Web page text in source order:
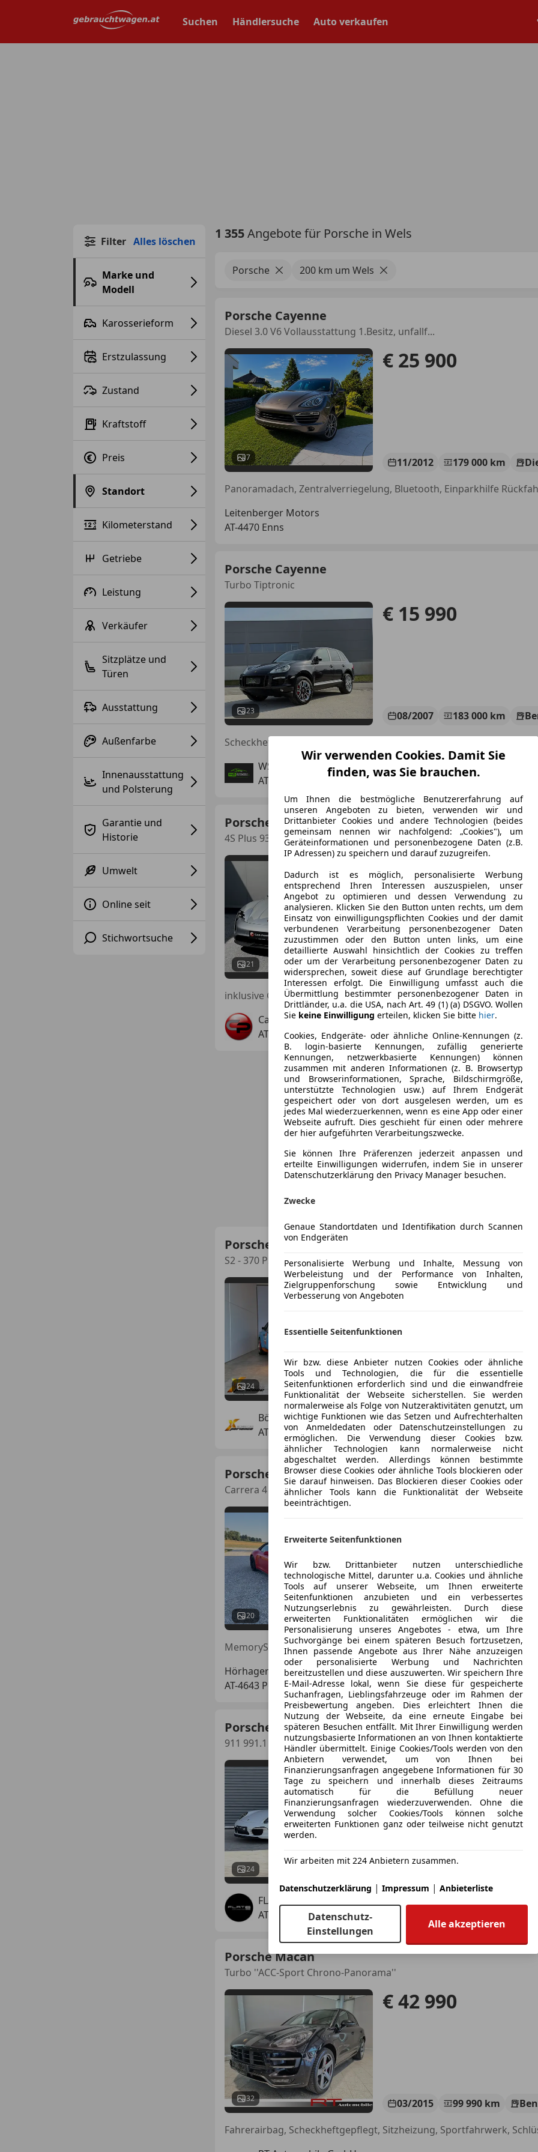
Suchen Händlersuche Auto verkaufen
Filter Alles löschen
Marke und
Modell
Karosserieform
Erstzulassung
Zustand
Kraftstoff
Preis
Standort
Kilometerstand
Getriebe
Leistung
Verkäufer
Sitzplätze und
Türen
Ausstattung
Außenfarbe
Innenausstattung
und Polsterung
Garantie und
Historie
Umwelt
Online seit
Stichwortsuche
1 355Angebote für Porsche in Wels
Porsche 200 km um Wels
Porsche Cayenne
Diesel 3.0 V6 Vollausstattung 1.Besitz, unfallf...
7
€ 25 900
11/2012 179 000 km
Leitenberger Motors
AT-4470 Enns
Porsche Cayenne
Turbo Tiptronic
23
€ 15 990
08/2007 183 000 km
WS - Automobile
AT-4775 Taufkirchen an der Pram
Porsche Taycan
4S Plus 93,4kWh 21"Mission-E/HA-Lenkung/Sport-C...
21
€ 62 900
03/2022 58 000 km
inklusive Garantie!
Car-Point Fahrzeug GmbH
AT-5020 Salzburg
Porsche 944
S2 - 370 PS Tracktool - 1:1 mit KTM/Audi 2.0 TFSI
24
€ 28 900
04/1990 18 000 km
Böhm carXperience GmbH
AT-4911 Tumeltsham
Porsche 991
Carrera 4 GTS Cabriolet*ApprovedGarantie*Bose*
20 03/2015 85 000 km
MemorySitze*Porsche Klappenauspuffanlage*
Hörhager Automotive GmbH
AT-4643 Pettenbach
Porsche 991
911 991.1 Carrera Coupe Sport Chrono,PASM,PTV P...
24
€ 92 900
FLAT6 Car Emotion GmbH
AT-5161 Elixhausen
Porsche Macan
Turbo ''ACC-Sport Chrono-Panorama''
32
€ 42 990
03/2015 99 990 km
Wir verwenden Cookies. Damit Sie
finden, was Sie brauchen.
Um Ihnen die bestmögliche Benutzererfahrung auf
unseren Angeboten zu bieten, verwenden wir und
Drittanbieter Cookies und andere Technologien (beides
gemeinsam nennen wir nachfolgend: „Cookies"), um
Geräteinformationen und personenbezogene Daten (z.B.
IP Adressen) zu speichern und darauf zuzugreifen.
Dadurch ist es möglich, personalisierte Werbung
entsprechend Ihren Interessen auszuspielen, unser
Angebot zu optimieren und dessen Verwendung zu
analysieren. Klicken Sie den Button unten rechts, um dem
Einsatz von einwilligungspflichten Cookies und der damit
verbundenen Verarbeitung personenbezogener Daten
zuzustimmen oder den Button unten links, um eine
detaillierte Auswahl hinsichtlich der Cookies zu treffen
oder um der Verarbeitung personenbezogener Daten zu
widersprechen, soweit diese auf Grundlage berechtigter
Interessen erfolgt. Die Einwilligung umfasst auch die
Übermittlung bestimmter personenbezogener Daten in
Drittländer, u.a. die USA, nach Art. 49 (1) (a) DSGVO. Wollen
Sie keine Einwilligung erteilen, klicken Sie bitte hier.
Cookies, Endgeräte- oder ähnliche Online-Kennungen (z.
B. login-basierte Kennungen, zufällig generierte
Kennungen, netzwerkbasierte Kennungen) können
zusammen mit anderen Informationen (z. B. Browsertyp
und Browserinformationen, Sprache, Bildschirmgröße,
unterstützte Technologien usw.) auf Ihrem Endgerät
gespeichert oder von dort ausgelesen werden, um es
jedes Mal wiederzuerkennen, wenn es eine App oder einer
Webseite aufruft. Dies geschieht für einen oder mehrere
der hier aufgeführten Verarbeitungszwecke.
Sie können Ihre Präferenzen jederzeit anpassen und
erteilte Einwilligungen widerrufen, indem Sie in unserer
Datenschutzerklärung den Privacy Manager besuchen.
Zwecke
Genaue Standortdaten und Identifikation durch Scannen
von Endgeräten
Personalisierte Werbung und Inhalte, Messung von
Werbeleistung und der Performance von Inhalten,
Zielgruppenforschung sowie Entwicklung und
Verbesserung von Angeboten
Essentielle Seitenfunktionen
Wir bzw. diese Anbieter nutzen Cookies oder ähnliche
Tools und Technologien, die für die essentielle
Seitenfunktionen erforderlich sind und die einwandfreie
Funktionalität der Webseite sicherstellen. Sie werden
normalerweise als Folge von Nutzeraktivitäten genutzt, um
wichtige Funktionen wie das Setzen und Aufrechterhalten
von Anmeldedaten oder Datenschutzeinstellungen zu
ermöglichen. Die Verwendung dieser Cookies bzw.
ähnlicher Technologien kann normalerweise nicht
abgeschaltet werden. Allerdings können bestimmte
Browser diese Cookies oder ähnliche Tools blockieren oder
Sie darauf hinweisen. Das Blockieren dieser Cookies oder
ähnlicher Tools kann die Funktionalität der Webseite
beeinträchtigen.
Erweiterte Seitenfunktionen
Wir bzw. Drittanbieter nutzen unterschiedliche
technologische Mittel, darunter u.a. Cookies und ähnliche
Tools auf unserer Webseite, um Ihnen erweiterte
Seitenfunktionen anzubieten und ein verbessertes
Nutzungserlebnis zu gewährleisten. Durch diese
erweiterten Funktionalitäten ermöglichen wir die
Personalisierung unseres Angebotes - etwa, um Ihre
Suchvorgänge bei einem späteren Besuch fortzusetzen,
Ihnen passende Angebote aus Ihrer Nähe anzuzeigen
oder personalisierte Werbung und Nachrichten
bereitzustellen und diese auszuwerten. Wir speichern Ihre
E-Mail-Adresse lokal, wenn Sie diese für gespeicherte
Suchanfragen, Lieblingsfahrzeuge oder im Rahmen der
Preisbewertung angeben. Dies erleichtert Ihnen die
Nutzung der Webseite, da eine erneute Eingabe bei
späteren Besuchen entfällt. Mit Ihrer Einwilligung werden
nutzungsbasierte Informationen an von Ihnen kontaktierte
Händler übermittelt. Einige Cookies/Tools werden von den
Anbietern verwendet, um von Ihnen bei
Finanzierungsanfragen angegebene Informationen für 30
Tage zu speichern und innerhalb dieses Zeitraums
automatisch für die Befüllung neuer
Finanzierungsanfragen wiederzuverwenden. Ohne die
Verwendung solcher Cookies/Tools können solche
erweiterten Funktionen ganz oder teilweise nicht genutzt
werden.
Wir arbeiten mit 224 Anbietern zusammen.
Datenschutzerklärung | Impressum | Anbieterliste
Datenschutz-
Einstellungen
Alle akzeptieren